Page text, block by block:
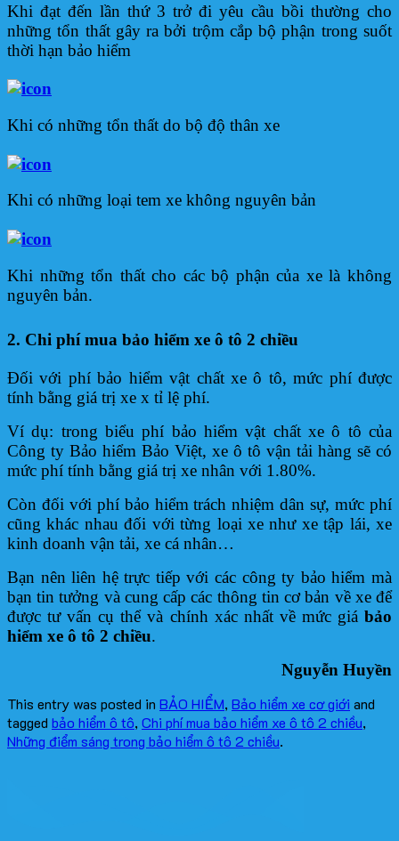
Khi đạt đến lần thứ 3 trở đi yêu cầu bồi thường cho
những tổn thất gây ra bởi trộm cắp bộ phận trong suốt
thời hạn bảo hiểm
Khi có những tổn thất do bộ độ thân xe
Khi có những loại tem xe không nguyên bản
Khi những tổn thất cho các bộ phận của xe là không
nguyên bản.
2. Chi phí mua bảo hiểm xe ô tô 2 chiều
Đối với phí bảo hiểm vật chất xe ô tô, mức phí được
tính bằng giá trị xe x tỉ lệ phí.
Ví dụ: trong biểu phí bảo hiểm vật chất xe ô tô của
Công ty Bảo hiểm Bảo Việt, xe ô tô vận tải hàng sẽ có
mức phí tính bằng giá trị xe nhân với 1.80%.
Còn đối với phí bảo hiểm trách nhiệm dân sự, mức phí
cũng khác nhau đối với từng loại xe như xe tập lái, xe
kinh doanh vận tải, xe cá nhân…
Bạn nên liên hệ trực tiếp với các công ty bảo hiểm mà
bạn tin tưởng và cung cấp các thông tin cơ bản về xe để
được tư vấn cụ thể và chính xác nhất về mức giá bảo
hiểm xe ô tô 2 chiều.
Nguyễn Huyền
This entry was posted in BẢO HIỂM, Bảo hiểm xe cơ giới and
tagged bảo hiểm ô tô, Chi phí mua bảo hiểm xe ô tô 2 chiều,
Những điểm sáng trong bảo hiểm ô tô 2 chiều.